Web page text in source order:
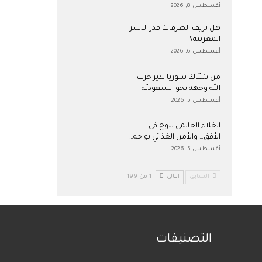
أغسطس 8, 2026
هل نزيف الطرقات قدر الاسر
المغربية؟
أغسطس 6, 2026
من شبّاك سوريا يدير حزب
الله وجهه نحو السعوديّة
أغسطس 5, 2026
الغلاء العالمي يلوح في
الأفق… والأمن الغذائي يواجه…
أغسطس 5, 2026
السابق التالي 1 من 199
التصنيفات